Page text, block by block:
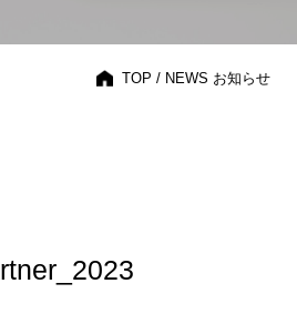
TOP / NEWS お知らせ